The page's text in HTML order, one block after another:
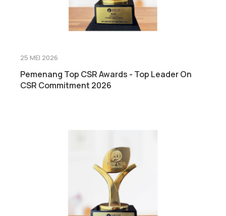
25 MEI 2026
Pemenang Top CSR Awards - Top Leader On
CSR Commitment 2026